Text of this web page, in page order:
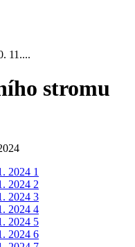
11....
stromu